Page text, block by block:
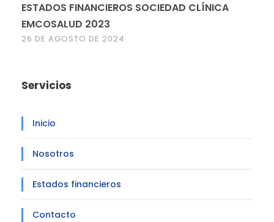
ESTADOS FINANCIEROS SOCIEDAD CLÍNICA
EMCOSALUD 2023
26 DE AGOSTO DE 2024
Servicios
Inicio
Nosotros
Estados financieros
Contacto